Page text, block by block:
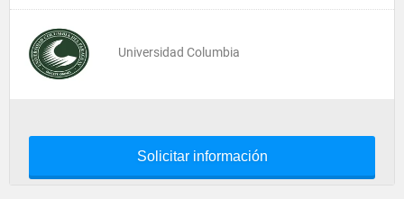
Universidad Columbia
Solicitar información